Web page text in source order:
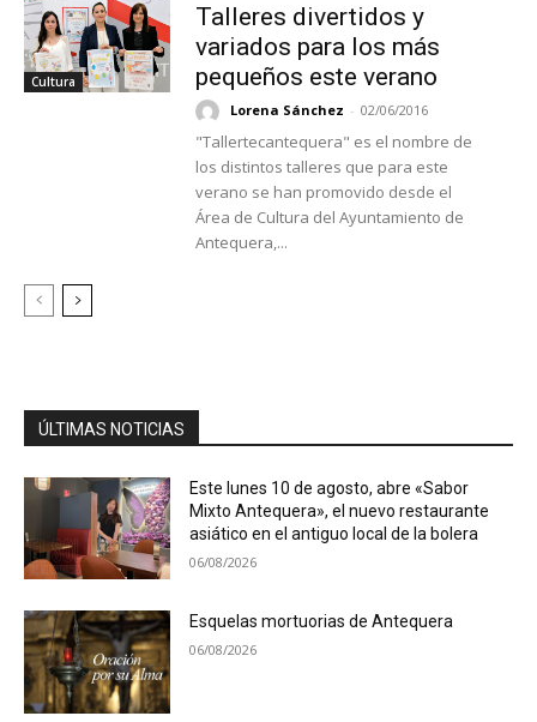
Cultura
Talleres divertidos y
variados para los más
pequeños este verano
Lorena Sánchez - 02/06/2016
"Tallertecantequera" es el nombre de
los distintos talleres que para este
verano se han promovido desde el
Área de Cultura del Ayuntamiento de
Antequera,...
ÚLTIMAS NOTICIAS
Este lunes 10 de agosto, abre «Sabor
Mixto Antequera», el nuevo restaurante
asiático en el antiguo local de la bolera
06/08/2026
Esquelas mortuorias de Antequera
06/08/2026